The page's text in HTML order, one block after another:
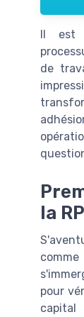
Il est
de
la
pour